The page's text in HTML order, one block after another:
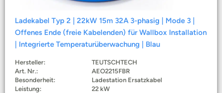
Ladekabel Typ 2 | 22kW 15m 32A 3-phasig | Mode 3 |
Offenes Ende (freie Kabelenden) für Wallbox Installation
| Integrierte Temperaturüberwachung | Blau
Hersteller:
TEUTSCHTECH
Art. Nr.:
AEO2215FBR
Besonderheit:
Leistung:
Ladestation Ersatzkabel
22 kW